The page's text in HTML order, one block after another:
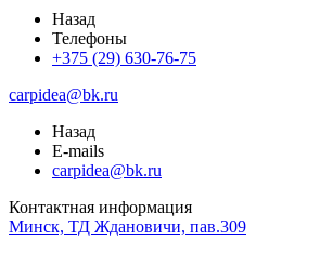
Назад
Телефоны
+375 (29) 630-76-75
carpidea@bk.ru
Назад
E-mails
carpidea@bk.ru
Контактная информация
Минск, ТД Ждановичи, пав.309